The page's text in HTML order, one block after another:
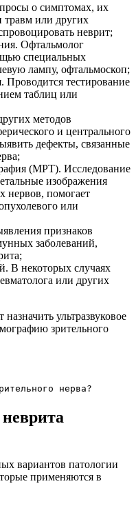
о симптомах, их
травм или других
неврит;
Офтальмолог
специальных
лампу, офтальмоскоп;
Проводится тестирование
таблиц или
методов
и центрального
дефекты, связанные
(МРТ). Исследование
изображения
нервов, помогает
или
признаков
заболеваний,
В некоторых случаях
или других
ультразвуковое
зрительного
нерва?
вариантов патологии
применяются в